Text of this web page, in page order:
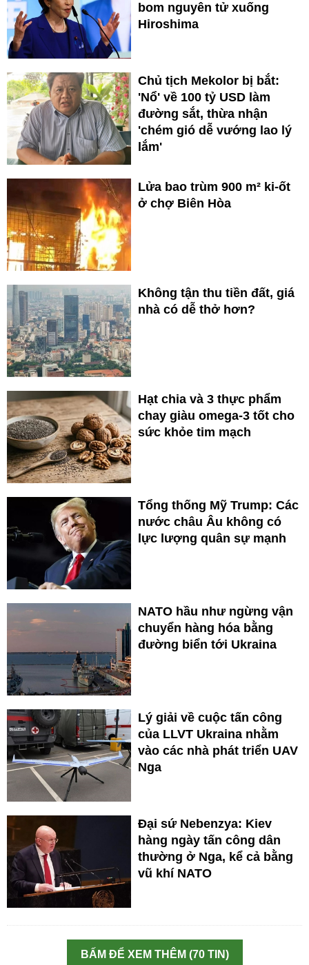
bom nguyên tử xuống
Hiroshima
Chủ tịch Mekolor bị bắt:
'Nổ' về 100 tỷ USD làm
đường sắt, thừa nhận
'chém gió dễ vướng lao lý
lắm'
Lửa bao trùm 900 m² ki-ốt
ở chợ Biên Hòa
Không tận thu tiền đất, giá
nhà có dễ thở hơn?
Hạt chia và 3 thực phẩm
chay giàu omega-3 tốt cho
sức khỏe tim mạch
Tổng thống Mỹ Trump: Các
nước châu Âu không có
lực lượng quân sự mạnh
NATO hầu như ngừng vận
chuyển hàng hóa bằng
đường biển tới Ukraina
Lý giải về cuộc tấn công
của LLVT Ukraina nhằm
vào các nhà phát triển UAV
Nga
Đại sứ Nebenzya: Kiev
hàng ngày tấn công dân
thường ở Nga, kể cả bằng
vũ khí NATO
BẤM ĐỂ XEM THÊM (70 TIN)